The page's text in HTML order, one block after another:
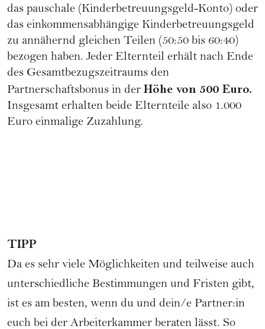
das pauschale (Kinderbetreuungsgeld-Konto) oder
das einkommensabhängige Kinderbetreuungsgeld
zu annähernd gleichen Teilen (50:50 bis 60:40)
bezogen haben. Jeder Elternteil erhält nach Ende
des Gesamtbezugszeitraums den
Partnerschaftsbonus in der Höhe von 500 Euro.
Insgesamt erhalten beide Elternteile also 1.000
Euro einmalige Zuzahlung.
TIPP
Da es sehr viele Möglichkeiten und teilweise auch
unterschiedliche Bestimmungen und Fristen gibt,
ist es am besten, wenn du und dein/e Partner:in
euch bei der Arbeiterkammer beraten lässt. So